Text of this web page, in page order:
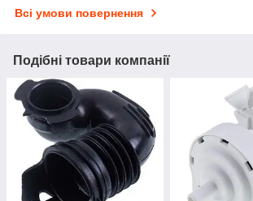
Всі умови повернення
Подібні товари компанії